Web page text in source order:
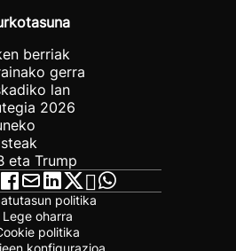
berriak
gerra
lan
2026
eta Trump
politika
Lege oharra
politika
konfigurazioa